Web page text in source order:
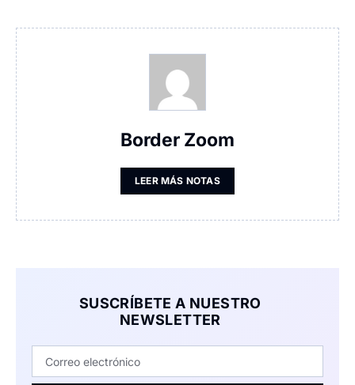
Border Zoom
LEER MÁS NOTAS
SUSCRÍBETE A NUESTRO
NEWSLETTER